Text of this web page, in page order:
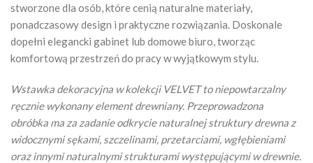
stworzone dla osób, które cenią naturalne materiały,
ponadczasowy design i praktyczne rozwiązania. Doskonale
dopełni elegancki gabinet lub domowe biuro, tworząc
komfortową przestrzeń do pracy w wyjątkowym stylu.
Wstawka dekoracyjna w kolekcji VELVET to niepowtarzalny
ręcznie wykonany element drewniany. Przeprowadzona
obróbka ma za zadanie odkrycie naturalnej struktury drewna z
widocznymi sękami, szczelinami, przetarciami, wgłębieniami
oraz innymi naturalnymi strukturami występującymi w drewnie.